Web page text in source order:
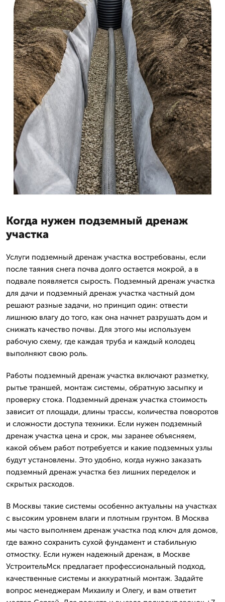
Когда нужен подземный дренаж
участка
Услуги подземный дренаж участка востребованы, если
после таяния снега почва долго остается мокрой, а в
подвале появляется сырость. Подземный дренаж участка
для дачи и подземный дренаж участка частный дом
решают разные задачи, но принцип один: отвести
лишнюю влагу до того, как она начнет разрушать дом и
снижать качество почвы. Для этого мы используем
рабочую схему, где каждая труба и каждый колодец
выполняют свою роль.
Работы подземный дренаж участка включают разметку,
рытье траншей, монтаж системы, обратную засыпку и
проверку стока. Подземный дренаж участка стоимость
зависит от площади, длины трассы, количества поворотов
и сложности доступа техники. Если нужен подземный
дренаж участка цена и срок, мы заранее объясняем,
какой объем работ потребуется и какие подземных узлы
будут установлены. Это удобно, когда нужно заказать
подземный дренаж участка без лишних переделок и
скрытых расходов.
В Москвы такие системы особенно актуальны на участках
с высоким уровнем влаги и плотным грунтом. В Москва
мы часто выполняем дренаж участка под ключ для домов,
где важно сохранить сухой фундамент и стабильную
отмостку. Если нужен надежный дренаж, в Москве
УстроительМск предлагает профессиональный подход,
качественные системы и аккуратный монтаж. Задайте
вопрос менеджерам Михаилу и Олегу, и вам ответит